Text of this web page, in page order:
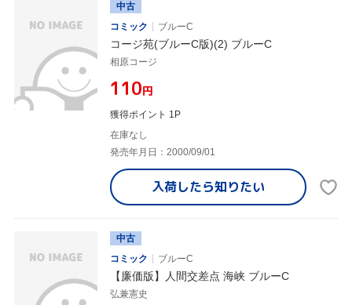
中古
コミック
ブルーC
コージ苑(ブルーC版)(2) ブルーC
相原コージ
¥110円
獲得ポイント 1P
在庫なし
発売年月日：2000/09/01
入荷したら知りたい
中古
コミック
ブルーC
【廉価版】人間交差点 海峡 ブルーC
弘兼憲史